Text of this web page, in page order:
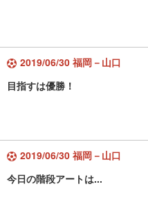
2019/06/30 福岡－山口
目指すは優勝！
2019/06/30 福岡－山口
今日の階段アートは...